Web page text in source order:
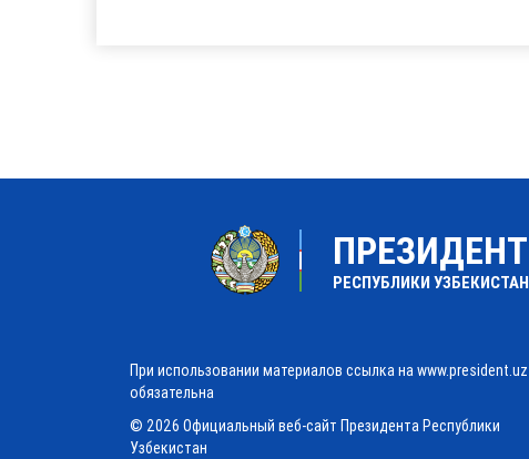
ПРЕЗИДЕНТ
РЕСПУБЛИКИ УЗБЕКИСТАН
При использовании материалов ссылка на www.president.uz
обязательна
© 2026 Официальный веб-сайт Президента Республики
Узбекистан